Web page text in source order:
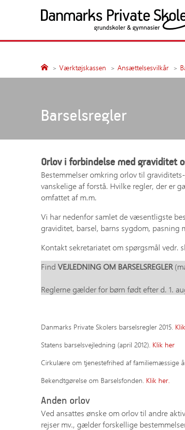
Presseansvarlige
Undersøgelser
Kampagner
Fakta
Samfundsansvar
Alle
Værktøjskassen Ansættelsesvilkår
Barselsregler
Orlov i forbindelse med graviditet
Bestemmelser omkring orlov til
vanskelige af forstå. Hvilke regler, der er
omfattet af m.m.
Vi har nedenfor samlet de væsentligste
graviditet, barsel, barns sygdom,
Kontakt sekretariatet om spørgsmål vedr.
Find VEJLEDNING OM BARSELSREGLER
Reglerne gælder for børn født efter d. 1.
Danmarks Private Skolers barselsregler 2015.
Statens barselsvejledning (april 2012). Klik her
Cirkulære om tjenestefrihed af familiemæssige
Bekendtgørelse om Barselsfonden. Klik her.
Anden orlov
Ved ansattes ønske om orlov til andre
rejser mv., gælder forskellige